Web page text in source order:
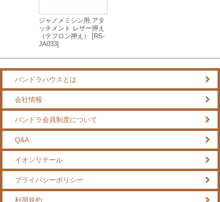
ジャノメミシン用 アタ
ッチメント レザー押え
（テフロン押え） [RS-
JA033]
パンドラハウスとは
会社情報
パンドラ会員制度について
Q&A
イオンリテール
プライバシーポリシー
利用規約